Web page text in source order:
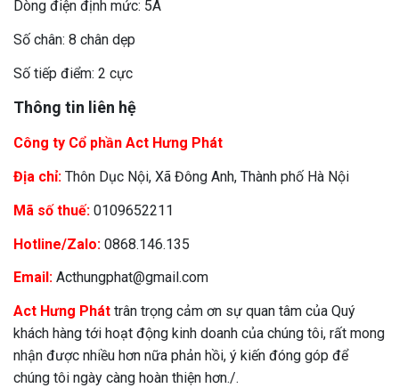
Dòng điện định mức: 5A
Số chân: 8 chân dẹp
Số tiếp điểm: 2 cực
Thông tin liên hệ
Công ty Cổ phần Act Hưng Phát
Địa chỉ: Thôn Dục Nội, Xã Đông Anh, Thành phố Hà Nội
Mã số thuế: 0109652211
Hotline/Zalo: 0868.146.135
Email: Acthungphat@gmail.com
Act Hưng Phát trân trọng cảm ơn sự quan tâm của Quý
khách hàng tới hoạt động kinh doanh của chúng tôi, rất mong
nhận được nhiều hơn nữa phản hồi, ý kiến đóng góp để
chúng tôi ngày càng hoàn thiện hơn./.